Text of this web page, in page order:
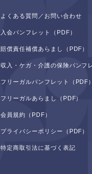
よくある質問／お問い合わせ
入会パンフレット（PDF）
賠償責任補償あらまし（PDF）
収入・ケガ・介護の保険パンフ
フリーガルパンフレット（PDF）
フリーガルあらまし（PDF）
会員規約（PDF）
プライバシーポリシー（PDF）
特定商取引法に基づく表記